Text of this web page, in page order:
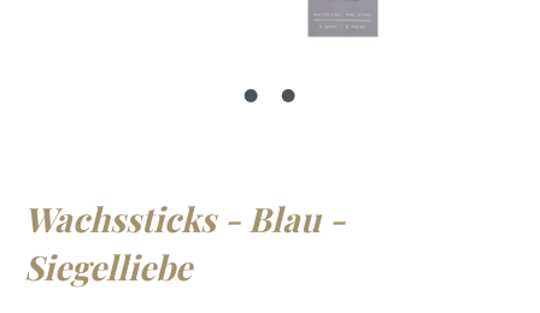
Wachssticks - Blau -
Siegelliebe